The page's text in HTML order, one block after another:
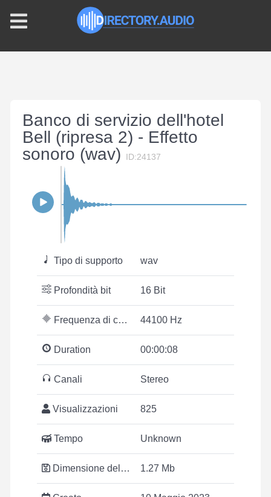
Banco di servizio dell'hotel
Bell (ripresa 2) - Effetto
sonoro (wav)
ID:24137
Tipo di supporto wav
Profondità bit 16 Bit
Frequenza di campionamento 44100 Hz
Duration 00:00:08
Canali Stereo
Visualizzazioni 825
Tempo Unknown
Dimensione del file 1.27 Mb